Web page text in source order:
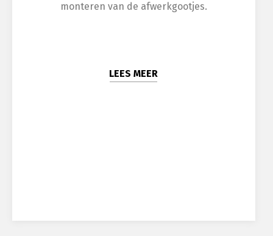
monteren van de afwerkgootjes.
LEES MEER